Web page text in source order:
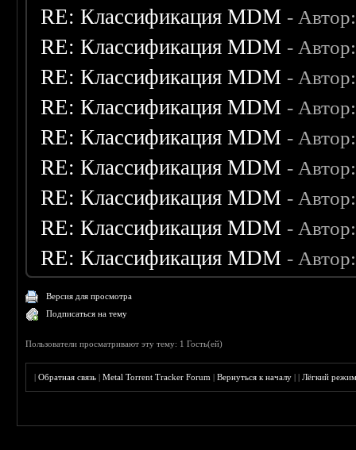
RE: Классификация MDM -
RE: Классификация MDM -
RE: Классификация MDM -
RE: Классификация MDM -
RE: Классификация MDM -
RE: Классификация MDM -
RE: Классификация MDM -
RE: Классификация MDM -
RE: Классификация MDM -
Версия для просмотра
Подписаться на тему
Пользователи просматривают эту тему: 1 Гость(ей)
|Обратная связь |Metal Torrent Tracker Forum |Вернуться к началу ||Лёгкий